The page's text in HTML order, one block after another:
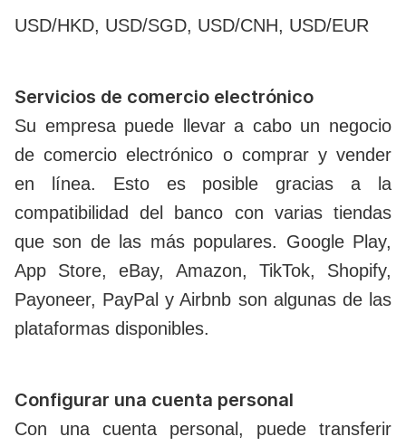
USD/HKD, USD/SGD, USD/CNH, USD/EUR
Servicios de comercio electrónico
Su empresa puede llevar a cabo un negocio
de comercio electrónico o comprar y vender
en línea. Esto es posible gracias a la
compatibilidad del banco con varias tiendas
que son de las más populares. Google Play,
App Store, eBay, Amazon, TikTok, Shopify,
Payoneer, PayPal y Airbnb son algunas de las
plataformas disponibles.
Configurar una cuenta personal
Con una cuenta personal, puede transferir